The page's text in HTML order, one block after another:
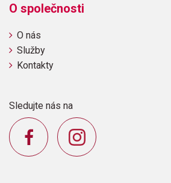
O společnosti
O nás
Služby
Kontakty
Sledujte nás na